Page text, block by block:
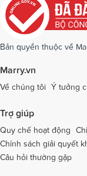
Dịch vụ cưới tại
Dịch vụ cưới tại Sóc
Dịch vụ cưới tại Thái
Dịch vụ cưới tại Thừa
Dịch vụ cưới tại An
Dịch vụ cưới tại
Bản quyền thuộc về
Marry.vn
Về chúng tôi Ý tưởng
Trợ giúp
Quy chế hoạt động
Chính sách giải quyết
Câu hỏi thường gặp